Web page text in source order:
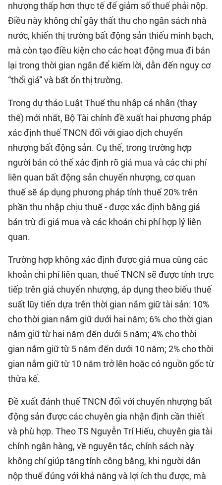
nhượng thấp hơn thực tế để giảm số thuế phải nộp.
Điều này không chỉ gây thất thu cho ngân sách nhà
nước, khiến thị trường bất động sản thiếu minh bạch,
mà còn tạo điều kiện cho các hoạt động mua đi bán
lại trong thời gian ngắn để kiếm lời, dẫn đến nguy cơ
“thổi giá” và bất ổn thị trường.
Trong dự thảo Luật Thuế thu nhập cá nhân (thay
thế) mới nhất, Bộ Tài chính đề xuất hai phương pháp
xác định thuế TNCN đối với giao dịch chuyển
nhượng bất động sản. Cụ thể, trong trường hợp
người bán có thể xác định rõ giá mua và các chi phí
liên quan bất động sản chuyển nhượng, cơ quan
thuế sẽ áp dụng phương pháp tính thuế 20% trên
phần thu nhập chịu thuế - được xác định bằng giá
bán trừ đi giá mua và các khoản chi phí hợp lý liên
quan.
Trường hợp không xác định được giá mua cùng các
khoản chi phí liên quan, thuế TNCN sẽ được tính trực
tiếp trên giá chuyển nhượng, áp dụng theo biểu thuế
suất lũy tiến dựa trên thời gian nắm giữ tài sản: 10%
cho thời gian nắm giữ dưới hai năm; 6% cho thời gian
nắm giữ từ hai năm đến dưới 5 năm; 4% cho thời
gian nắm giữ từ 5 năm đến dưới 10 năm; 2% cho thời
gian nắm giữ từ 10 năm trở lên hoặc có nguồn gốc từ
thừa kế.
Đề xuất đánh thuế TNCN đối với chuyển nhượng bất
động sản được các chuyên gia nhận định cần thiết
và phù hợp. Theo TS Nguyễn Trí Hiếu, chuyên gia tài
chính ngân hàng, về nguyên tắc, chính sách này
không chỉ giúp tăng tính công bằng, khi người dân
nộp thuế đúng với khả năng và lợi ích thu được, mà